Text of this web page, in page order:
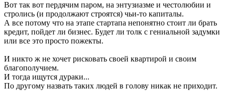
Вот так вот пердячим паром, на энтузиазме и честолюбии и
стролись (и продолжают строятся) чьи-то капиталы.
А все потому что на этапе стартапа непонятно стоит ли брать
кредит, пойдет ли бизнес. Будет ли толк с гениальной задумки
или все это просто пожекты.
И никто ж не хочет рисковать своей квартирой и своим
благополучием.
И тогда ищутся дураки...
По другому назвать таких людей в голову никак не приходит.